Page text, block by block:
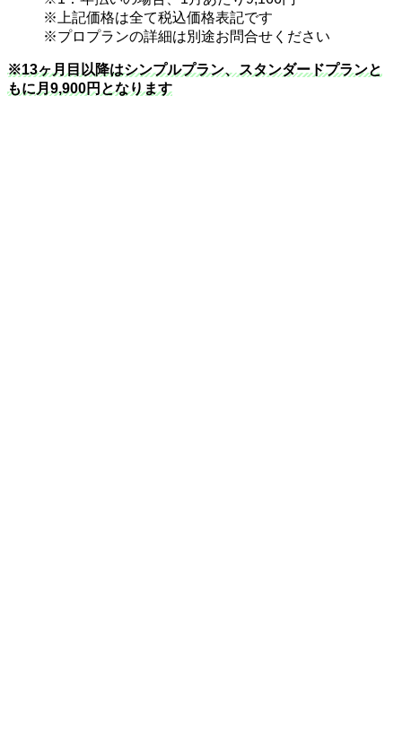
※上記価格は全て税込価格表記です
※プロプランの詳細は別途お問合せください
※13ヶ月目以降はシンプルプラン、スタンダードプランと
もに月9,900円となります